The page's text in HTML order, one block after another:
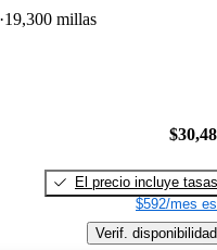
19,300 millas
El precio incluye tasas
$592/mes
Verif. disponibilidad